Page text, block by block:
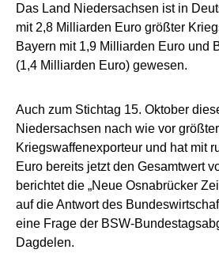
Das Land Niedersachsen ist in
mit 2,8 Milliarden Euro größter
Bayern mit 1,9 Milliarden Euro und
(1,4 Milliarden Euro) gewesen.
Auch zum Stichtag 15. Oktober
Niedersachsen nach wie vor größter
Kriegswaffenexporteur und hat mit
Euro bereits jetzt den Gesamtwert
berichtet die „Neue Osnabrücker
auf die Antwort des
eine Frage der BSW-
Dagdelen.